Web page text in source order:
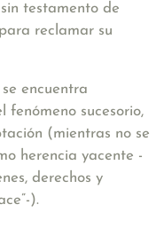
testamento de
reclamar su
encuentra
fenómeno sucesorio,
(mientras no se
herencia yacente -
derechos y
).